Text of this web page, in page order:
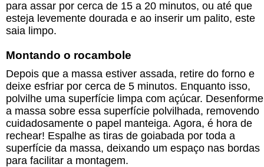
para assar por cerca de 15 a 20 minutos, ou até que
esteja levemente dourada e ao inserir um palito, este
saia limpo.
Montando o rocambole
Depois que a massa estiver assada, retire do forno e
deixe esfriar por cerca de 5 minutos. Enquanto isso,
polvilhe uma superfície limpa com açúcar. Desenforme
a massa sobre essa superfície polvilhada, removendo
cuidadosamente o papel manteiga. Agora, é hora de
rechear! Espalhe as tiras de goiabada por toda a
superfície da massa, deixando um espaço nas bordas
para facilitar a montagem.